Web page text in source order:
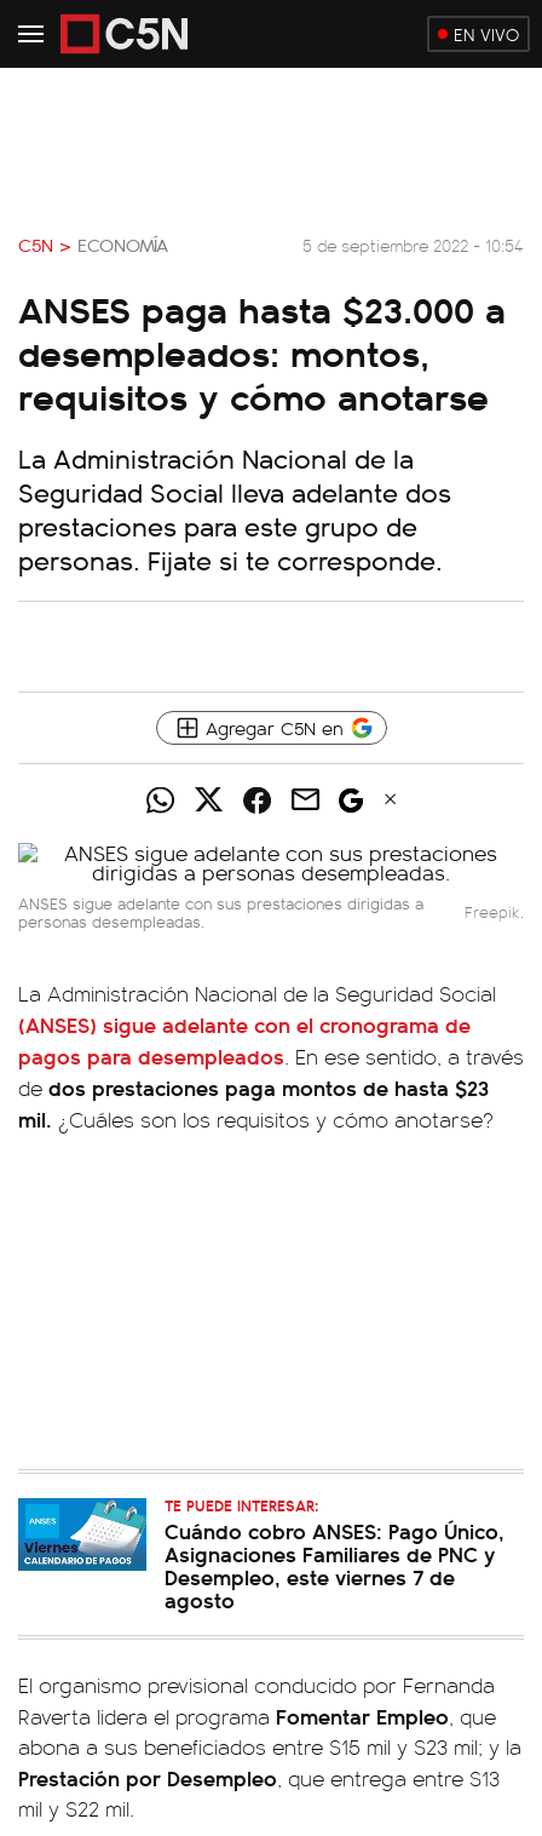
EN VIVO
C5N > ECONOMÍA 5 de septiembre 2022 - 10:54
ANSES paga hasta $23.000 a
desempleados: montos,
requisitos y cómo anotarse
La Administración Nacional de la
Seguridad Social lleva adelante dos
prestaciones para este grupo de
personas. Fijate si te corresponde.
Agregar C5N en
ANSES sigue adelante con sus prestaciones dirigidas a
personas desempleadas. Freepik.
La Administración Nacional de la Seguridad Social
(ANSES) sigue adelante con el cronograma de
pagos para desempleados. En ese sentido, a través
de dos prestaciones paga montos de hasta $23
mil. ¿Cuáles son los requisitos y cómo anotarse?
TE PUEDE INTERESAR:
Cuándo cobro ANSES: Pago Único,
Asignaciones Familiares de PNC y
Desempleo, este viernes 7 de
agosto
El organismo previsional conducido por Fernanda
Raverta lidera el programa Fomentar Empleo, que
abona a sus beneficiados entre $15 mil y $23 mil; y la
Prestación por Desempleo, que entrega entre $13
mil y $22 mil.